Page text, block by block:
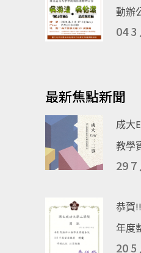
動辦
04 3
最新焦點新聞
成大
教學
29 7
恭賀
年度
20 5